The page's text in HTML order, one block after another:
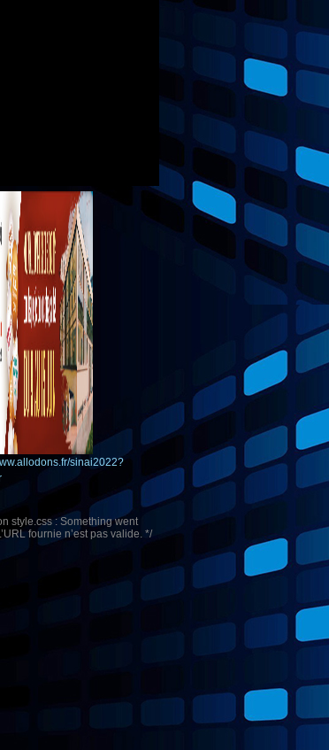
sinai2022?
style.css : Something went
fournie n’est pas valide. */